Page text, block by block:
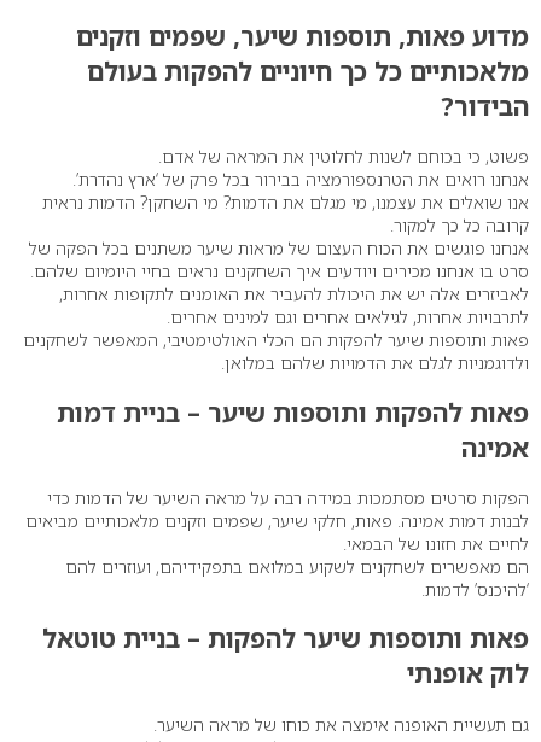
מדוע פאות, תוספות שיער, שפמים וזקנים
מלאכותיים כל כך חיוניים להפקות בעולם
הבידור?
פשוט, כי בכוחם לשנות לחלוטין את המראה של אדם.
אנחנו רואים את הטרנספורמציה בבירור בכל פרק של ‘ארץ נהדרת’.
אנו שואלים את עצמנו, מי מגלם את הדמות? מי השחקן? הדמות נראית
קרובה כל כך למקור.
אנחנו פוגשים את הכוח העצום של מראות שיער משתנים בכל הפקה של
סרט בו אנחנו מכירים ויודעים איך השחקנים נראים בחיי היומיום שלהם.
לאביזרים אלה יש את היכולת להעביר את האומנים לתקופות אחרות,
לתרבויות אחרות, לגילאים אחרים וגם למינים אחרים.
פאות ותוספות שיער להפקות הם הכלי האולטימטיבי, המאפשר לשחקנים
ולדוגמניות לגלם את הדמויות שלהם במלואן.
פאות להפקות ותוספות שיער – בניית דמות
אמינה
הפקות סרטים מסתמכות במידה רבה על מראה השיער של הדמות כדי
לבנות דמות אמינה. פאות, חלקי שיער, שפמים וזקנים מלאכותיים מביאים
לחיים את חזונו של הבמאי.
הם מאפשרים לשחקנים לשקוע במלואם בתפקידיהם, ועוזרים להם
‘להיכנס’ לדמות.
פאות ותוספות שיער להפקות – בניית טוטאל
לוק אופנתי
גם תעשיית האופנה אימצה את כוחו של מראה השיער.